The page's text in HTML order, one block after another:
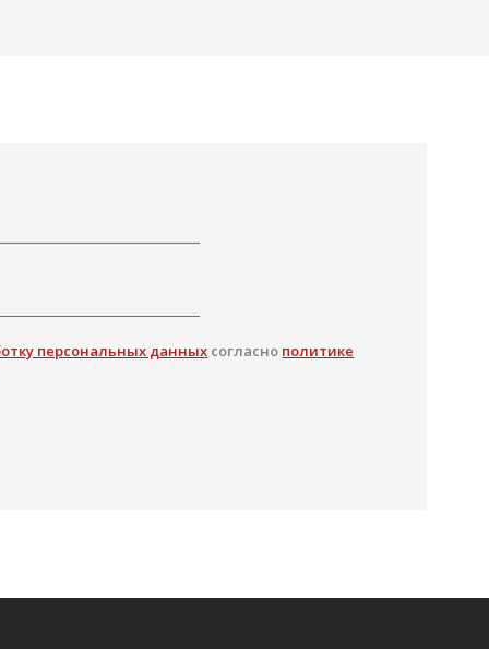
персональных данных согласно политике